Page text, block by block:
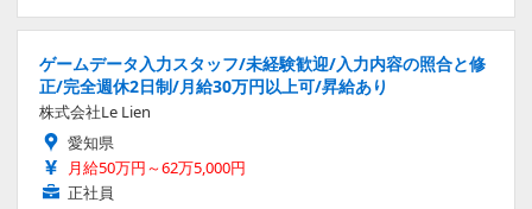
ゲームデータ入力スタッフ/未経験歓迎/入力内容の照合と修
正/完全週休2日制/月給30万円以上可/昇給あり
株式会社Le Lien
愛知県
月給50万円～62万5,000円
正社員